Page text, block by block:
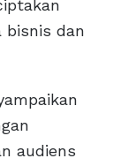
bisnis dan
audiens